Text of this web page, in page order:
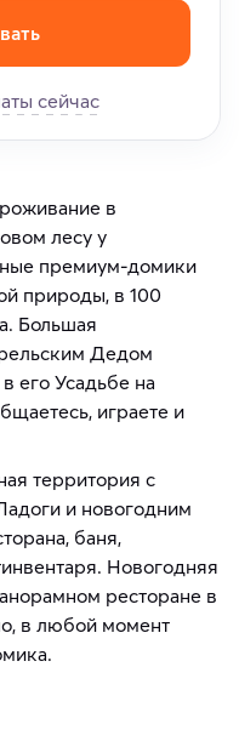
сейчас
в
лесу у
премиум-домики
природы, в 100
Большая
Дедом
его Усадьбе на
играете и
территория с
и новогодним
баня,
Новогодняя
ресторане в
в любой момент